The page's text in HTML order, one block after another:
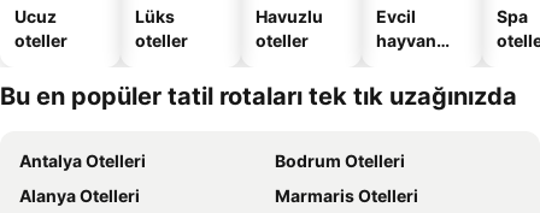
Ucuz
oteller
Lüks
oteller
Havuzlu
oteller
Evcil
hayvan
oteller
Spa
Bu en popüler tatil rotaları tek tık uzağınızda
Antalya Otelleri
Bodrum Otelleri
Alanya Otelleri
Marmaris Otelleri